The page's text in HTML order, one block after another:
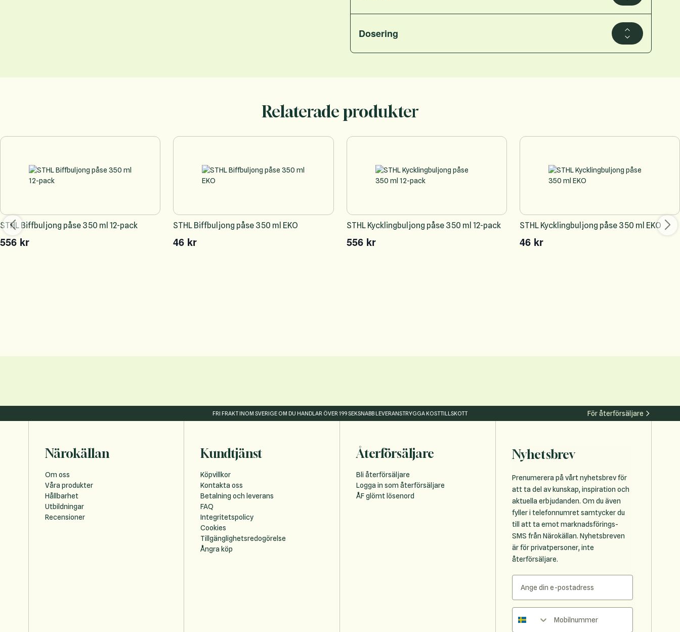
Dosering
Relaterade produkter
STHL Biffbuljong påse 350 ml 12-pack
556 kr
STHL Biffbuljong påse 350 ml EKO
46 kr
STHL Kycklingbuljong påse 350 ml 12-pack
556 kr
STHL Kycklingbuljong påse 350 ml EKO
46 kr
FRI FRAKT INOM SVERIGE OM DU HANDLAR ÖVER 199 SEKSNABB LEVERANSTRYGGA KOSTTILLSKOTT För återförsäljare
Närokällan
Om oss
Våra produkter
Hållbarhet
Utbildningar
Recensioner
Kundtjänst
Köpvillkor
Kontakta oss
Betalning och leverans
FAQ
Integritetspolicy
Cookies
Tillgänglighetsredogörelse
Ångra köp
Återförsäljare
Bli återförsäljare
Logga in som återförsäljare
ÅF glömt lösenord
Nyhetsbrev
Prenumerera på vårt nyhetsbrev för
att ta del av kunskap, inspiration och
aktuella erbjudanden. Om du även
fyller i telefonnumret samtycker du
till att ta emot marknadsförings-
SMS från Närokällan. Nyhetsbreven
är för privatpersoner, inte
återförsäljare.
Telefonnummer